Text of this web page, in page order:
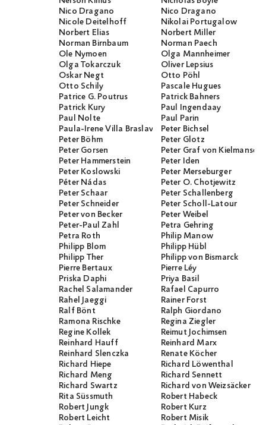
Nico Dragano
Nico Dragano
Nicole Deitelhoff
Nikolai Portugalow
Norbert Elias
Norbert Miller
Norman Birnbaum
Norman Paech
Ole Nymoen
Olga Mannheimer
Olga Tokarczuk
Oliver Lepsius
Oskar Negt
Otto Pöhl
Otto Schily
Pascale Hugues
Patrice G. Poutrus
Patrick Bahners
Patrick Kury
Paul Ingendaay
Paul Nolte
Paul Parin
Paula-Irene Villa BraslavskyPeter Bichsel
Peter Böhm
Peter Glotz
Peter Gorsen
Peter Graf von
Peter Hammerstein
Peter Iden
Peter Koslowski
Peter Merseburger
Péter Nádas
Peter O. Chotjewitz
Peter Schaar
Peter Schallenberg
Peter Schneider
Peter Scholl-Latour
Peter von Becker
Peter Weibel
Peter-Paul Zahl
Petra Gehring
Petra Roth
Philip Manow
Philipp Blom
Philipp Hübl
Philipp Ther
Philipp von Bismarck
Pierre Bertaux
Pierre Léy
Priska Daphi
Priya Basil
Rachel Salamander
Rafael Capurro
Rahel Jaeggi
Rainer Forst
Ralf Bönt
Ralph Giordano
Ramona Rischke
Regina Ziegler
Regine Kollek
Reimut Jochimsen
Reinhard Hauff
Reinhard Marx
Reinhard Slenczka
Renate Köcher
Richard Hiepe
Richard Löwenthal
Richard Meng
Richard Sennett
Richard Swartz
Richard von Weizsäcker
Rita Süssmuth
Robert Habeck
Robert Jungk
Robert Kurz
Robert Leicht
Robert Misik